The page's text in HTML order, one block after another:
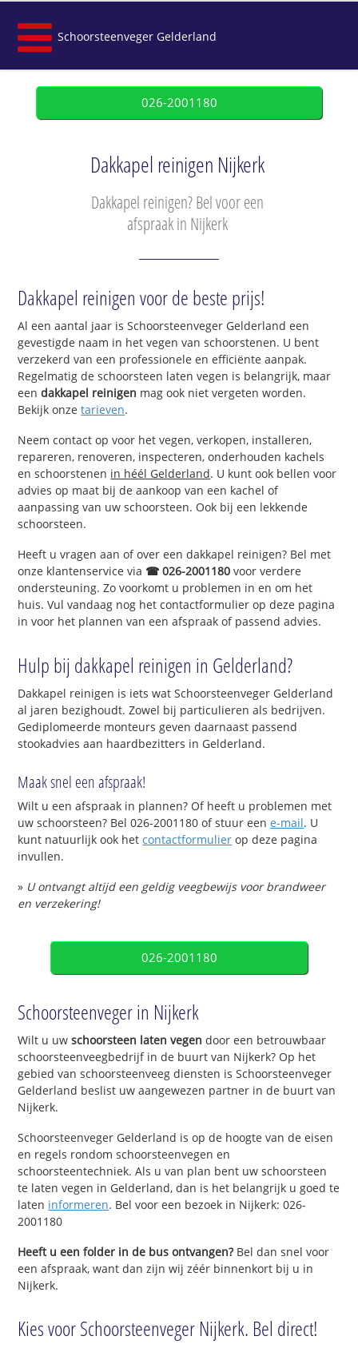
Schoorsteenveger Gelderland
026-2001180
Dakkapel reinigen Nijkerk
Dakkapel reinigen? Bel voor een
afspraak in Nijkerk
Dakkapel reinigen voor de beste prijs!
Al een aantal jaar is Schoorsteenveger Gelderland een
gevestigde naam in het vegen van schoorstenen. U bent
verzekerd van een professionele en efficiënte aanpak.
Regelmatig de schoorsteen laten vegen is belangrijk, maar
eendakkapel reinigen mag ook niet vergeten worden.
Bekijk onzetarieven.
Neem contact op voor het vegen, verkopen, installeren,
repareren, renoveren, inspecteren, onderhouden kachels
en schoorstenen in héél Gelderland. U kunt ook bellen voor
advies op maat bij de aankoop van een kachel of
aanpassing van uw schoorsteen. Ook bij een lekkende
schoorsteen.
Heeft u vragen aan of over een dakkapel reinigen? Bel met
onze klantenservice via ☎ 026-2001180 voor verdere
ondersteuning. Zo voorkomt u problemen in en om het
huis. Vul vandaag nog het contactformulier op deze pagina
in voor het plannen van een afspraak of passend advies.
Hulp bij dakkapel reinigen in Gelderland?
Dakkapel reinigen is iets wat Schoorsteenveger Gelderland
al jaren bezighoudt. Zowel bij particulieren als bedrijven.
Gediplomeerde monteurs geven daarnaast passend
stookadvies aan haardbezitters in Gelderland.
Maak snel een afspraak!
Wilt u een afspraak in plannen? Of heeft u problemen met
uw schoorsteen? Bel 026-2001180 of stuur eene-mail. U
kunt natuurlijk ook hetcontactformulier op deze pagina
invullen.
» U ontvangt altijd een geldig veegbewijs voor brandweer
en verzekering!
026-2001180
Schoorsteenveger in Nijkerk
Wilt u uwschoorsteen laten vegen door een betrouwbaar
schoorsteenveegbedrijf in de buurt van Nijkerk? Op het
gebied van schoorsteenveeg diensten is Schoorsteenveger
Gelderland beslist uw aangewezen partner in de buurt van
Nijkerk.
Schoorsteenveger Gelderland is op de hoogte van de eisen
en regels rondom schoorsteenvegen en
schoorsteentechniek. Als u van plan bent uw schoorsteen
te laten vegen in Gelderland, dan is het belangrijk u goed te
laten informeren. Bel voor een bezoek in Nijkerk: 026-
2001180
Heeft u een folder in de bus ontvangen?Bel dan snel voor
een afspraak, want dan zijn wij zéér binnenkort bij u in
Nijkerk.
Kies voor Schoorsteenveger Nijkerk. Bel direct!